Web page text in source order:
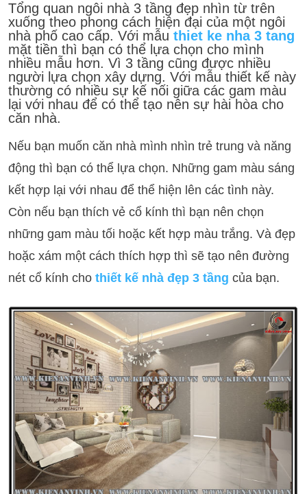
Tổng quan ngôi nhà 3 tầng đẹp nhìn từ trên
xuống theo phong cách hiện đại của một ngôi
nhà phố cao cấp. Với mẫu thiet ke nha 3 tang
mặt tiền thì bạn có thể lựa chọn cho mình
nhiều mẫu hơn. Vì 3 tầng cũng được nhiều
người lựa chọn xây dựng. Với mẫu thiết kế này
thường có nhiều sự kế nối giữa các gam màu
lại với nhau để có thể tạo nên sự hài hòa cho
căn nhà.
Nếu bạn muốn căn nhà mình nhìn trẻ trung và năng
động thì bạn có thể lựa chọn. Những gam màu sáng
kết hợp lại với nhau để thể hiện lên các tình này.
Còn nếu bạn thích vẻ cổ kính thì bạn nên chọn
những gam màu tối hoặc kết hợp màu trắng. Và đẹp
hoặc xám một cách thích hợp thì sẽ tạo nên đường
nét cổ kính cho thiết kế nhà đẹp 3 tầng của bạn.